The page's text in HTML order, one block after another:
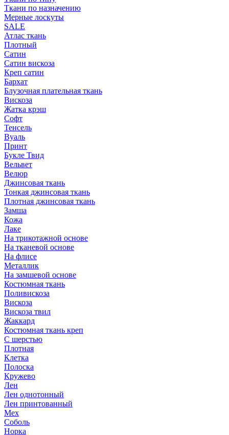
Ткани по назначению
Мерные лоскуты
SALE
Атлас ткань
Плотный
Сатин
Сатин вискоза
Креп сатин
Бархат
Блузочная плательная ткань
Вискоза
Жатка крэш
Софт
Тенсель
Вуаль
Принт
Букле Твид
Вельвет
Велюр
Джинсовая ткань
Тонкая джинсовая ткань
Плотная джинсовая ткань
Замша
Кожа
Лаке
На трикотажной основе
На тканевой основе
На флисе
Металлик
На замшевой основе
Костюмная ткань
Поливискоза
Вискоза
Вискоза твил
Жаккард
Костюмная ткань креп
С шерстью
Плотная
Клетка
Полоска
Кружево
Лен
Лен однотонный
Лен принтованный
Мех
Соболь
Норка